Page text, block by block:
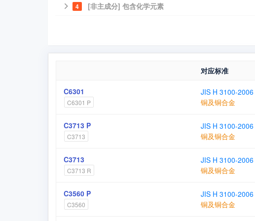
4 [非主成分] 包含化学元素
对应标准
C6301
C6301 P
JIS H 3100-2006
铜及铜合金
C3713 P
C3713
JIS H 3100-2006
铜及铜合金
C3713
C3713 R
JIS H 3100-2006
铜及铜合金
C3560 P
C3560
JIS H 3100-2006
铜及铜合金